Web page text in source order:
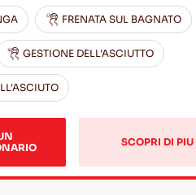
FRENATA SUL BAGNATO
GESTIONE DELL'ASCIUTTO
SCOPRI DI PIU